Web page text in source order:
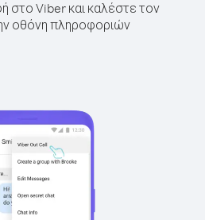
στο Viber και καλέστε τον
οθόνη πληροφοριών